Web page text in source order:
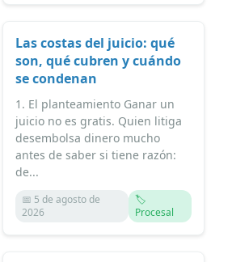
Las costas del juicio: qué
son, qué cubren y cuándo
se condenan
1. El planteamiento Ganar un
juicio no es gratis. Quien litiga
desembolsa dinero mucho
antes de saber si tiene razón:
de...
📅 5 de agosto de
2026
🏷️
Procesal